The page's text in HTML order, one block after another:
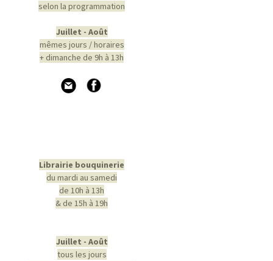
selon la programmation
Juillet - Août
mêmes jours / horaires
+ dimanche de 9h à 13h
Librairie bouquinerie
du mardi au samedi
de 10h à 13h
& de 15h à 19h
Juillet - Août
tous les jours